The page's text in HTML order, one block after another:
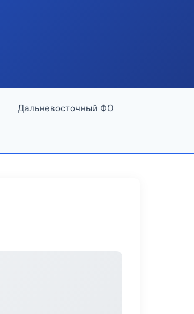
Дальневосточный ФО